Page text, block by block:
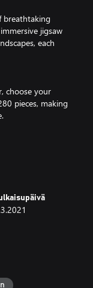
breathtaking
jigsaw
each
choose your
pieces, making
Thailand,
in pure
no in-app